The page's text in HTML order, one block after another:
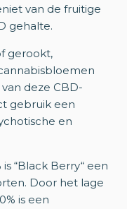
van de fruitige
gehalte.
gerookt,
deze CBD-
gebruik een
en
“Black Berry“ een
Door het lage
is een